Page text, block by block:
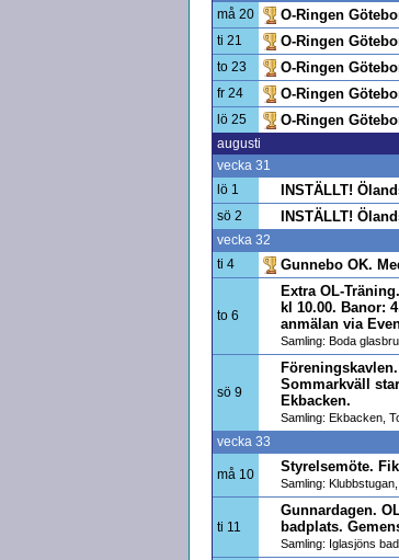
må 20
O-Ringen
ti 21 O-Ringen
to 23 O-Ringen
fr 24 O-Ringen
lö 25 O-Ringen
augusti
vecka 31
lö 1
INSTÄLLT!
sö 2 INSTÄLLT!
vecka 32
ti 4
Gunnebo OK.
to 6
Extra OL-
kl 10.00. Banor:
anmälan via
Samling: Boda
sö 9
Sommarkväll
Ekbacken.
Samling: Ekbacken,
vecka 33
må 10 Styrelsemöte.
Samling:
ti 11
Gunnardagen.
badplats.
Samling: Iglasjöns